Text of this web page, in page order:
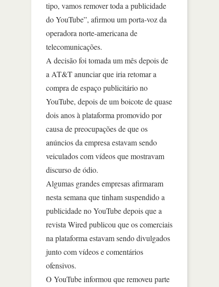
tipo, vamos remover toda a publicidade
do YouTube”, afirmou um porta-voz da
operadora norte-americana de
telecomunicações.
A decisão foi tomada um mês depois de
a AT&T anunciar que iria retomar a
compra de espaço publicitário no
YouTube, depois de um boicote de quase
dois anos à plataforma promovido por
causa de preocupações de que os
anúncios da empresa estavam sendo
veiculados com vídeos que mostravam
discurso de ódio.
Algumas grandes empresas afirmaram
nesta semana que tinham suspendido a
publicidade no YouTube depois que a
revista Wired publicou que os comerciais
na plataforma estavam sendo divulgados
junto com vídeos e comentários
ofensivos.
O YouTube informou que removeu parte